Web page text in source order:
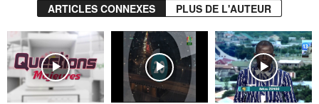
ARTICLES CONNEXES PLUS DE L'AUTEUR